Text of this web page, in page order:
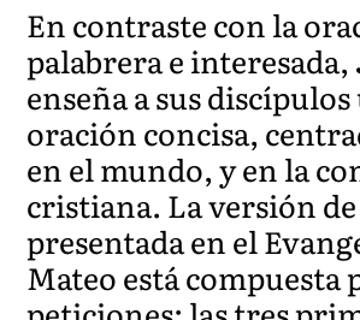
En contraste con la
palabrera e interesada,
enseña a sus
oración concisa,
en el mundo, y en la
cristiana. La versión
presentada en el
Mateo está compuesta